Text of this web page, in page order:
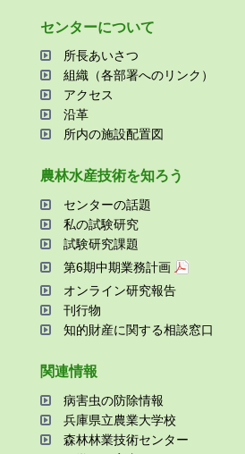
センターについて
所⻑あいさつ
組織（各部署へのリンク）
アクセス
沿⾰
所内の施設配置図
農林⽔産技術を知ろう
センターの話題
私の試験研究
試験研究課題
第6期中期業務計画
オンライン研究報告
刊⾏物
知的財産に関する相談窓⼝
関連情報
病害⾍の防除情報
兵庫県⽴農業⼤学校
森林林業技術センター